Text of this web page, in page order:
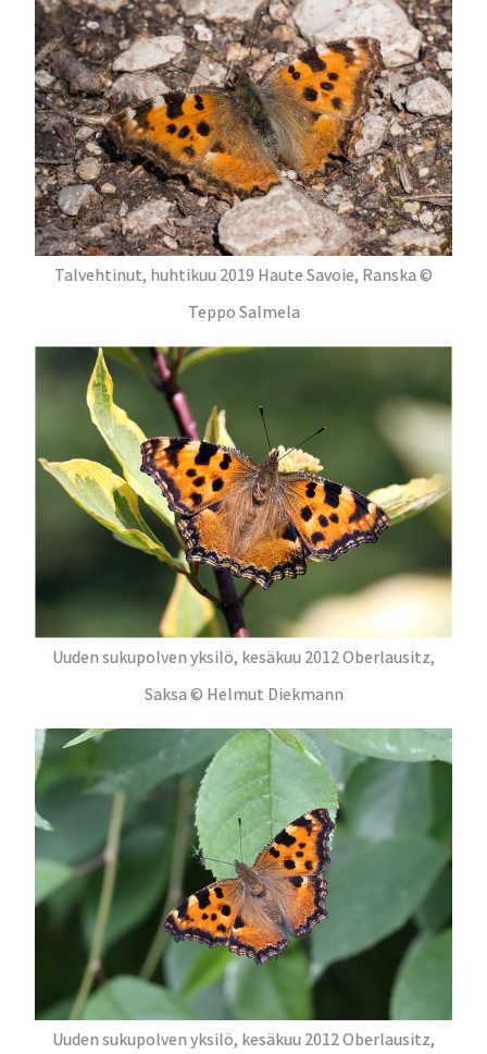
Talvehtinut, huhtikuu 2019 Haute Savoie, Ranska ©
Teppo Salmela
Uuden sukupolven yksilö, kesäkuu 2012 Oberlausitz,
Saksa © Helmut Diekmann
Uuden sukupolven yksilö, kesäkuu 2012 Oberlausitz,